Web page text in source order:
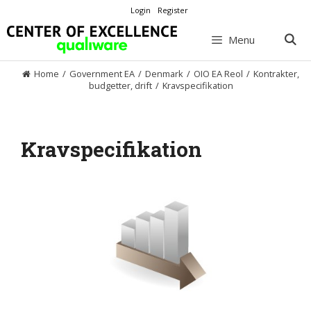
to
content
Login Register
Menu
Home / Government EA / Denmark / OIO EA Reol / Kontrakter,
budgetter, drift / Kravspecifikation
Kravspecifikation